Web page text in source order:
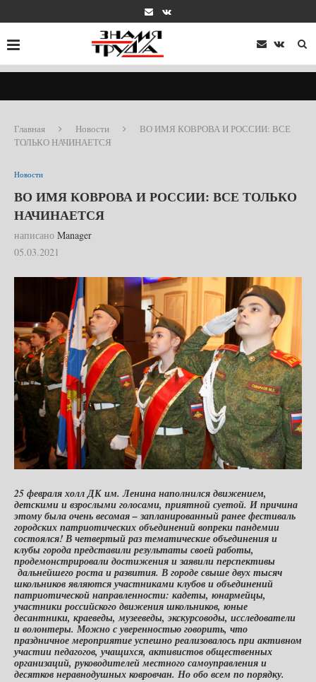
Главная Новости
ВО ИМЯ КОВРОВА И РОССИИ: ВСЕ
ТОЛЬКО НАЧИНАЕТСЯ
Новости
ВО ИМЯ КОВРОВА И РОССИИ: ВСЕ ТОЛЬКО
НАЧИНАЕТСЯ
написано Manager
05.03.2021
25 февраля холл ДК им. Ленина наполнился движением,
детскими и взрослыми голосами, приятной суетой. И причина
этому была очень весомая – запланированный ранее фестиваль
городских патриотических объединений вопреки пандемии
состоялся! В четвертый раз тематические объединения и
клубы города представили результаты своей работы,
продемонстрировали достижения и заявили перспективы
дальнейшего роста и развития. В городе свыше двух тысяч
школьников являются участниками клубов и объединений
патриотической направленности: кадеты, юнармейцы,
участники российского движения школьников, юные
десантники, краеведы, музееведы, экскурсоводы, исследователи
и волонтеры. Можно с уверенностью говорить, что
праздничное мероприятие успешно реализовалось при активном
участии педагогов, учащихся, активистов общественных
организаций, руководителей местного самоуправления и
десятков неравнодушных ковровчан. Но обо всем по порядку.